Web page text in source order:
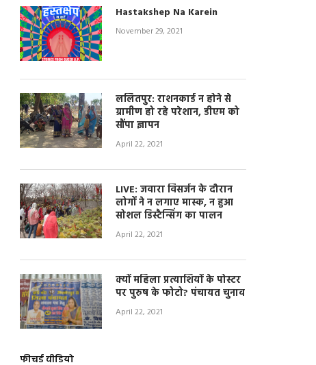
Hastakshep Na Karein
November 29, 2021
ललितपुर: राशनकार्ड न होने से
ग्रामीण हो रहे परेशान, डीएम को
सौंपा ज्ञापन
April 22, 2021
LIVE: जवारा विसर्जन के दौरान
लोगों ने न लगाए मास्क, न हुआ
सोशल डिस्टैन्सिंग का पालन
April 22, 2021
क्यों महिला प्रत्याशियों के पोस्टर
पर पुरुष के फोटो? पंचायत चुनाव
April 22, 2021
फीचर्ड वीडियो